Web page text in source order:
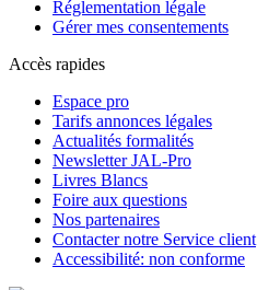
Réglementation légale
Gérer mes consentements
Accès rapides
Espace pro
Tarifs annonces légales
Actualités formalités
Newsletter JAL-Pro
Livres Blancs
Foire aux questions
Nos partenaires
Contacter notre Service client
Accessibilité: non conforme